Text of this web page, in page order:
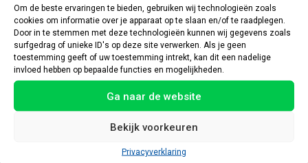
Om de beste ervaringen te bieden, gebruiken wij technologieën zoals
cookies om informatie over je apparaat op te slaan en/of te raadplegen.
Door in te stemmen met deze technologieën kunnen wij gegevens zoals
surfgedrag of unieke ID's op deze site verwerken. Als je geen
toestemming geeft of uw toestemming intrekt, kan dit een nadelige
invloed hebben op bepaalde functies en mogelijkheden.
Ga naar de website
Bekijk voorkeuren
Privacyverklaring
CERTIFICERING CONTACTGEGEVENS
Oevers 11
8331 VC Steenwijk
Nederland
info@appelbouw.nl